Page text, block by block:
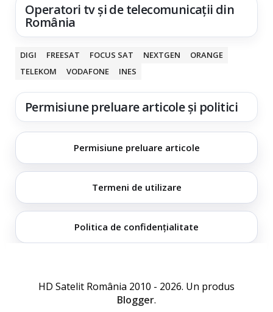
Operatori tv și de telecomunicații din
România
DIGI FREESAT FOCUS SAT NEXTGEN
ORANGE
TELEKOM
VODAFONE INES
Permisiune preluare articole și politici
Permisiune preluare articole
Termeni de utilizare
Politica de confidențialitate
HD Satelit România 2010 - 2026. Un produs
Blogger.